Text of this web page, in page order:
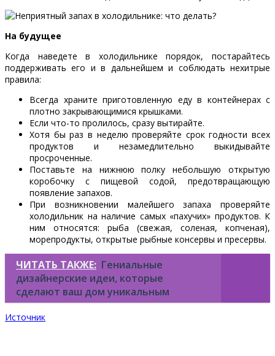
На будущее
Когда наведете в холодильнике порядок, постарайтесь
поддерживать его и в дальнейшем и соблюдать нехитрые
правила:
Всегда храните приготовленную еду в контейнерах с
плотно закрывающимися крышками.
Если что-то пролилось, сразу вытирайте.
Хотя бы раз в неделю проверяйте срок годности всех
продуктов и незамедлительно выкидывайте
просроченные.
Поставьте на нижнюю полку небольшую открытую
коробочку с пищевой содой, предотвращающую
появление запахов.
При возникновении малейшего запаха проверяйте
холодильник на наличие самых «пахучих» продуктов. К
ним относятся: рыба (свежая, соленая, копченая),
морепродукты, открытые рыбные консервы и пресервы.
ЧИТАТЬ ТАКЖЕ: Гениальные
дизайнерские идеи, которые
сделают ваш дом уникальным
Источник